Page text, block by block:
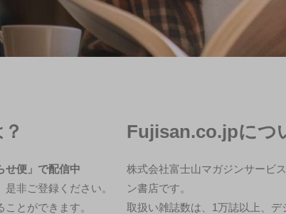
せ便」で配信中
非ご登録ください。
とができます。
Fujisan.co.jpにつ
株式会社富士山マガジンサービ
ン書店です。
取扱い雑誌数は、1万誌以上、